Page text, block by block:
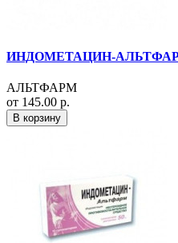
ИНДОМЕТАЦИН-
АЛЬТФАРМ
от 145.00 р.
В корзину